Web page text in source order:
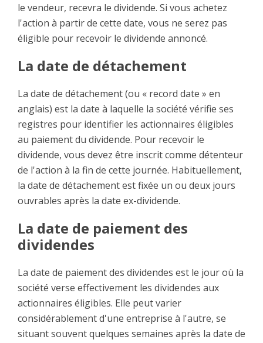
le vendeur, recevra le dividende. Si vous achetez
l'action à partir de cette date, vous ne serez pas
éligible pour recevoir le dividende annoncé.
La date de détachement
La date de détachement (ou « record date » en
anglais) est la date à laquelle la société vérifie ses
registres pour identifier les actionnaires éligibles
au paiement du dividende. Pour recevoir le
dividende, vous devez être inscrit comme détenteur
de l'action à la fin de cette journée. Habituellement,
la date de détachement est fixée un ou deux jours
ouvrables après la date ex-dividende.
La date de paiement des
dividendes
La date de paiement des dividendes est le jour où la
société verse effectivement les dividendes aux
actionnaires éligibles. Elle peut varier
considérablement d'une entreprise à l'autre, se
situant souvent quelques semaines après la date de